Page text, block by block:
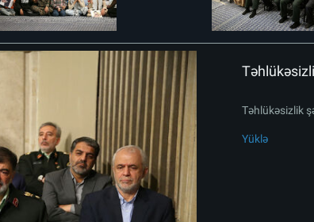
Təhlükəsizlik
Yüklə